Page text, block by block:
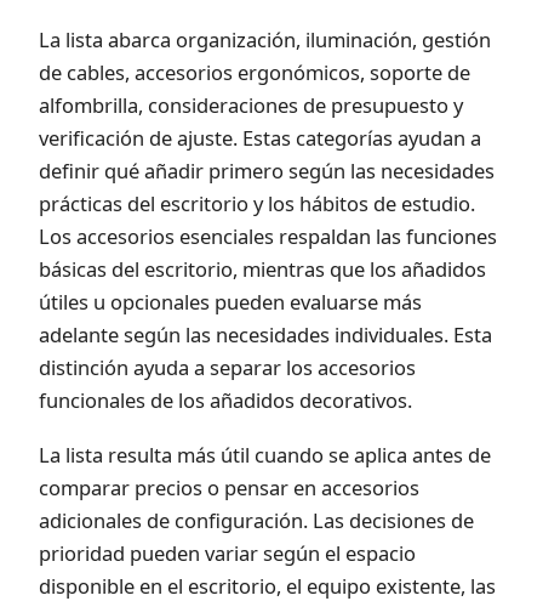
La lista abarca organización, iluminación, gestión
de cables, accesorios ergonómicos, soporte de
alfombrilla, consideraciones de presupuesto y
verificación de ajuste. Estas categorías ayudan a
definir qué añadir primero según las necesidades
prácticas del escritorio y los hábitos de estudio.
Los accesorios esenciales respaldan las funciones
básicas del escritorio, mientras que los añadidos
útiles u opcionales pueden evaluarse más
adelante según las necesidades individuales. Esta
distinción ayuda a separar los accesorios
funcionales de los añadidos decorativos.
La lista resulta más útil cuando se aplica antes de
comparar precios o pensar en accesorios
adicionales de configuración. Las decisiones de
prioridad pueden variar según el espacio
disponible en el escritorio, el equipo existente, las